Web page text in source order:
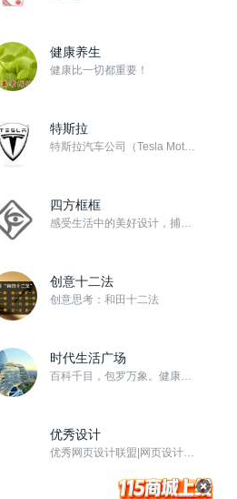
健康养生
健康比一切都重要！
特斯拉
特斯拉汽车公司（Tesla Motors），一家生产和销售电动汽车以及零件的公司，只制造纯电动车，成...
四方框框
感受生活中的美好设计，捕捉生命中的幸福影像！关注【头条号/四方框框】查看更多精彩内容！ 博客类社区，...
创意十二法
创意思考：和田十二法
时代生活广场
百科千目，包罗万象。健康生活人文历史旅游时尚创业励志经济社会天下大势... ...，新资讯，正能量。...
优秀设计
优秀网页设计联盟|网页设计讲座|网页设计教程|聊设计|优设哥|你丫才美工|獠麝鸡|网站模板|WebU...